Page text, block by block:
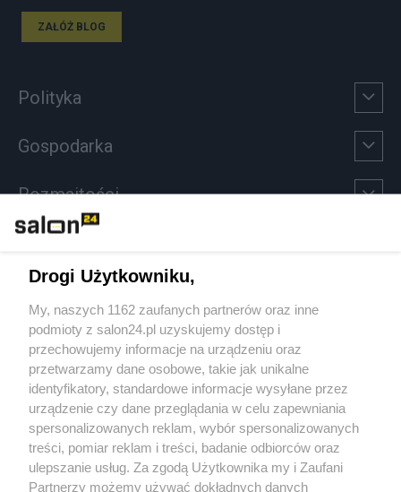
ZAŁÓŻ BLOG
Polityka
Gospodarka
Rozmaitości
Sport
Społeczeństwo
Kultura
X Facebook Instagram Youtube
Drogi Użytkowniku,
My, naszych 1162 zaufanych partnerów oraz inne
podmioty z salon24.pl uzyskujemy dostęp i
przechowujemy informacje na urządzeniu oraz
przetwarzamy dane osobowe, takie jak unikalne
identyfikatory, standardowe informacje wysyłane przez
urządzenie czy dane przeglądania w celu zapewniania
spersonalizowanych reklam, wybór spersonalizowanych
treści, pomiar reklam i treści, badanie odbiorców oraz
ulepszanie usług. Za zgodą Użytkownika my i Zaufani
Partnerzy możemy używać dokładnych danych